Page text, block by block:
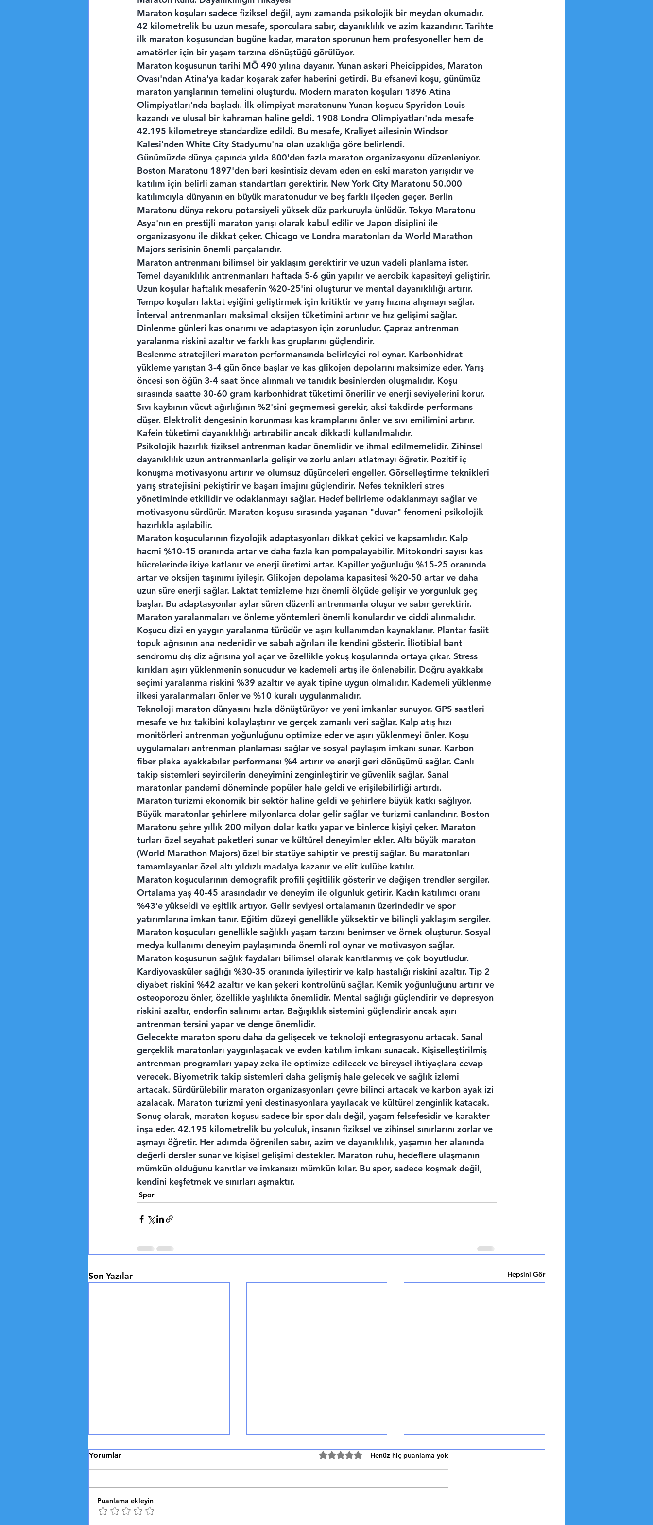
Maraton koşuları sadece fiziksel değil, aynı zamanda psikolojik bir meydan okumadır.
42 kilometrelik bu uzun mesafe, sporculara sabır, dayanıklılık ve azim kazandırır. Tarihte
ilk maraton koşusundan bugüne kadar, maraton sporunun hem profesyoneller hem de
amatörler için bir yaşam tarzına dönüştüğü görülüyor.
Maraton koşusunun tarihi MÖ 490 yılına dayanır. Yunan askeri Pheidippides, Maraton
Ovası'ndan Atina'ya kadar koşarak zafer haberini getirdi. Bu efsanevi koşu, günümüz
maraton yarışlarının temelini oluşturdu. Modern maraton koşuları 1896 Atina
Olimpiyatları'nda başladı. İlk olimpiyat maratonunu Yunan koşucu Spyridon Louis
kazandı ve ulusal bir kahraman haline geldi. 1908 Londra Olimpiyatları'nda mesafe
42.195 kilometreye standardize edildi. Bu mesafe, Kraliyet ailesinin Windsor
Kalesi'nden White City Stadyumu'na olan uzaklığa göre belirlendi.
Günümüzde dünya çapında yılda 800'den fazla maraton organizasyonu düzenleniyor.
Boston Maratonu 1897'den beri kesintisiz devam eden en eski maraton yarışıdır ve
katılım için belirli zaman standartları gerektirir. New York City Maratonu 50.000
katılımcıyla dünyanın en büyük maratonudur ve beş farklı ilçeden geçer. Berlin
Maratonu dünya rekoru potansiyeli yüksek düz parkuruyla ünlüdür. Tokyo Maratonu
Asya'nın en prestijli maraton yarışı olarak kabul edilir ve Japon disiplini ile
organizasyonu ile dikkat çeker. Chicago ve Londra maratonları da World Marathon
Majors serisinin önemli parçalarıdır.
Maraton antrenmanı bilimsel bir yaklaşım gerektirir ve uzun vadeli planlama ister.
Temel dayanıklılık antrenmanları haftada 5-6 gün yapılır ve aerobik kapasiteyi geliştirir.
Uzun koşular haftalık mesafenin %20-25'ini oluşturur ve mental dayanıklılığı artırır.
Tempo koşuları laktat eşiğini geliştirmek için kritiktir ve yarış hızına alışmayı sağlar.
İnterval antrenmanları maksimal oksijen tüketimini artırır ve hız gelişimi sağlar.
Dinlenme günleri kas onarımı ve adaptasyon için zorunludur. Çapraz antrenman
yaralanma riskini azaltır ve farklı kas gruplarını güçlendirir.
Beslenme stratejileri maraton performansında belirleyici rol oynar. Karbonhidrat
yükleme yarıştan 3-4 gün önce başlar ve kas glikojen depolarını maksimize eder. Yarış
öncesi son öğün 3-4 saat önce alınmalı ve tanıdık besinlerden oluşmalıdır. Koşu
sırasında saatte 30-60 gram karbonhidrat tüketimi önerilir ve enerji seviyelerini korur.
Sıvı kaybının vücut ağırlığının %2'sini geçmemesi gerekir, aksi takdirde performans
düşer. Elektrolit dengesinin korunması kas kramplarını önler ve sıvı emilimini artırır.
Kafein tüketimi dayanıklılığı artırabilir ancak dikkatli kullanılmalıdır.
Psikolojik hazırlık fiziksel antrenman kadar önemlidir ve ihmal edilmemelidir. Zihinsel
dayanıklılık uzun antrenmanlarla gelişir ve zorlu anları atlatmayı öğretir. Pozitif iç
konuşma motivasyonu artırır ve olumsuz düşünceleri engeller. Görselleştirme teknikleri
yarış stratejisini pekiştirir ve başarı imajını güçlendirir. Nefes teknikleri stres
yönetiminde etkilidir ve odaklanmayı sağlar. Hedef belirleme odaklanmayı sağlar ve
motivasyonu sürdürür. Maraton koşusu sırasında yaşanan "duvar" fenomeni psikolojik
hazırlıkla aşılabilir.
Maraton koşucularının fizyolojik adaptasyonları dikkat çekici ve kapsamlıdır. Kalp
hacmi %10-15 oranında artar ve daha fazla kan pompalayabilir. Mitokondri sayısı kas
hücrelerinde ikiye katlanır ve enerji üretimi artar. Kapiller yoğunluğu %15-25 oranında
artar ve oksijen taşınımı iyileşir. Glikojen depolama kapasitesi %20-50 artar ve daha
uzun süre enerji sağlar. Laktat temizleme hızı önemli ölçüde gelişir ve yorgunluk geç
başlar. Bu adaptasyonlar aylar süren düzenli antrenmanla oluşur ve sabır gerektirir.
Maraton yaralanmaları ve önleme yöntemleri önemli konulardır ve ciddi alınmalıdır.
Koşucu dizi en yaygın yaralanma türüdür ve aşırı kullanımdan kaynaklanır. Plantar fasiit
topuk ağrısının ana nedenidir ve sabah ağrıları ile kendini gösterir. İliotibial bant
sendromu dış diz ağrısına yol açar ve özellikle yokuş koşularında ortaya çıkar. Stress
kırıkları aşırı yüklenmenin sonucudur ve kademeli artış ile önlenebilir. Doğru ayakkabı
seçimi yaralanma riskini %39 azaltır ve ayak tipine uygun olmalıdır. Kademeli yüklenme
ilkesi yaralanmaları önler ve %10 kuralı uygulanmalıdır.
Teknoloji maraton dünyasını hızla dönüştürüyor ve yeni imkanlar sunuyor. GPS saatleri
mesafe ve hız takibini kolaylaştırır ve gerçek zamanlı veri sağlar. Kalp atış hızı
monitörleri antrenman yoğunluğunu optimize eder ve aşırı yüklenmeyi önler. Koşu
uygulamaları antrenman planlaması sağlar ve sosyal paylaşım imkanı sunar. Karbon
fiber plaka ayakkabılar performansı %4 artırır ve enerji geri dönüşümü sağlar. Canlı
takip sistemleri seyircilerin deneyimini zenginleştirir ve güvenlik sağlar. Sanal
maratonlar pandemi döneminde popüler hale geldi ve erişilebilirliği artırdı.
Maraton turizmi ekonomik bir sektör haline geldi ve şehirlere büyük katkı sağlıyor.
Büyük maratonlar şehirlere milyonlarca dolar gelir sağlar ve turizmi canlandırır. Boston
Maratonu şehre yıllık 200 milyon dolar katkı yapar ve binlerce kişiyi çeker. Maraton
turları özel seyahat paketleri sunar ve kültürel deneyimler ekler. Altı büyük maraton
(World Marathon Majors) özel bir statüye sahiptir ve prestij sağlar. Bu maratonları
tamamlayanlar özel altı yıldızlı madalya kazanır ve elit kulübe katılır.
Maraton koşucularının demografik profili çeşitlilik gösterir ve değişen trendler sergiler.
Ortalama yaş 40-45 arasındadır ve deneyim ile olgunluk getirir. Kadın katılımcı oranı
%43'e yükseldi ve eşitlik artıyor. Gelir seviyesi ortalamanın üzerindedir ve spor
yatırımlarına imkan tanır. Eğitim düzeyi genellikle yüksektir ve bilinçli yaklaşım sergiler.
Maraton koşucuları genellikle sağlıklı yaşam tarzını benimser ve örnek oluşturur. Sosyal
medya kullanımı deneyim paylaşımında önemli rol oynar ve motivasyon sağlar.
Maraton koşusunun sağlık faydaları bilimsel olarak kanıtlanmış ve çok boyutludur.
Kardiyovasküler sağlığı %30-35 oranında iyileştirir ve kalp hastalığı riskini azaltır. Tip 2
diyabet riskini %42 azaltır ve kan şekeri kontrolünü sağlar. Kemik yoğunluğunu artırır ve
osteoporozu önler, özellikle yaşlılıkta önemlidir. Mental sağlığı güçlendirir ve depresyon
riskini azaltır, endorfin salınımı artar. Bağışıklık sistemini güçlendirir ancak aşırı
antrenman tersini yapar ve denge önemlidir.
Gelecekte maraton sporu daha da gelişecek ve teknoloji entegrasyonu artacak. Sanal
gerçeklik maratonları yaygınlaşacak ve evden katılım imkanı sunacak. Kişiselleştirilmiş
antrenman programları yapay zeka ile optimize edilecek ve bireysel ihtiyaçlara cevap
verecek. Biyometrik takip sistemleri daha gelişmiş hale gelecek ve sağlık izlemi
artacak. Sürdürülebilir maraton organizasyonları çevre bilinci artacak ve karbon ayak izi
azalacak. Maraton turizmi yeni destinasyonlara yayılacak ve kültürel zenginlik katacak.
Sonuç olarak, maraton koşusu sadece bir spor dalı değil, yaşam felsefesidir ve karakter
inşa eder. 42.195 kilometrelik bu yolculuk, insanın fiziksel ve zihinsel sınırlarını zorlar ve
aşmayı öğretir. Her adımda öğrenilen sabır, azim ve dayanıklılık, yaşamın her alanında
değerli dersler sunar ve kişisel gelişimi destekler. Maraton ruhu, hedeflere ulaşmanın
mümkün olduğunu kanıtlar ve imkansızı mümkün kılar. Bu spor, sadece koşmak değil,
kendini keşfetmek ve sınırları aşmaktır.
Spor
Son Yazılar Hepsini Gör
2024 Paris Oyunları
🏅 2024 PARİS OLİMPİYATLARI
ve Teknolojik Yenilikler 2024
Paris Olimpiyatları:...
Sporda Beslenme
🍎 B ESLENME VE SPOR:
Bisiklet Sporunun Yıldızı
🚴 BİSİKLET SPORUNUN YENİ
Yorumlar 5 üzerinden 0 yıldızHenüz hiç puanlama yok
Puanlama ekleyin